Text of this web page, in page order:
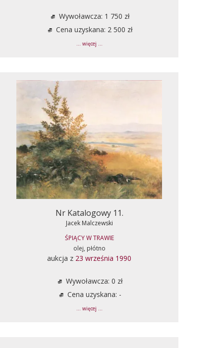
Wywoławcza: 1 750 zł
Cena uzyskana: 2 500 zł
... więcej ...
Nr Katalogowy 11.
Jacek Malczewski
ŚPIĄCY W TRAWIE
olej, płótno
aukcja z 23 września 1990
Wywoławcza: 0 zł
Cena uzyskana: -
... więcej ...